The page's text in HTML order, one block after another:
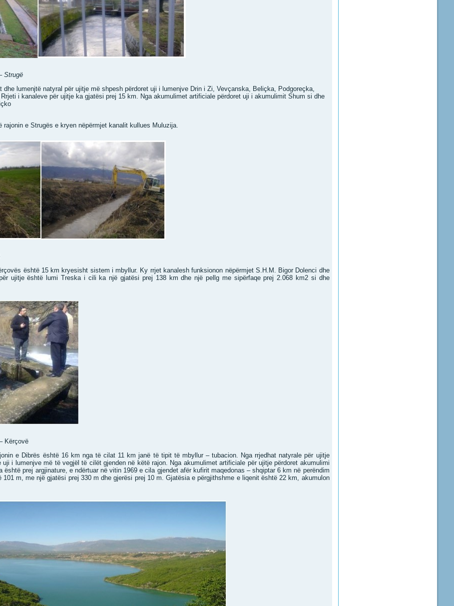
Strugë
dhe lumenjtë natyral për ujitje më shpesh përdoret uji i lumenjve Drin i Zi, Vevçanska, Beliçka, Podgoreçka,
i kanaleve për ujitje ka gjatësi prej 15 km. Nga akumulimet artificiale përdoret uji i akumulimit Shum si dhe
rajonin e Strugës e kryen nëpërmjet kanalit kullues Muluzija.
është 15 km kryesisht sistem i mbyllur. Ky rrjet kanalesh funksionon nëpërmjet S.H.M. Bigor Dolenci dhe
ujitje është lumi Treska i cili ka një gjatësi prej 138 km dhe një pellg me sipërfaqe prej 2.068 km2 si dhe
Kërçovë
e Dibrës është 16 km nga të cilat 11 km janë të tipit të mbyllur – tubacion. Nga rrjedhat natyrale për ujitje
i lumenjve më të vegjël të cilët gjenden në këtë rajon. Nga akumulimet artificiale për ujitje përdoret akumulimi
është prej argjinature, e ndërtuar në vitin 1969 e cila gjendet afër kufirit maqedonas – shqiptar 6 km në perëndim
m, me një gjatësi prej 330 m dhe gjerësi prej 10 m. Gjatësia e përgjithshme e liqenit është 22 km, akumulon